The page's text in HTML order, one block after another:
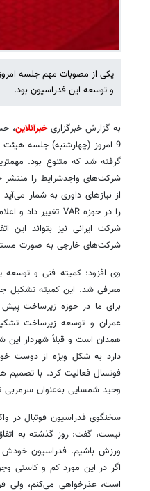
یکی از مصوبات مهم جلسه
و توسعه این فدراسیون بود.
به گزارش خبرگزاریخبرآنلاین،
9 امروز (چهارشنبه) جلسه
از نیازهای داوری به شمار
شرکت ایرانی نیز بتواند این
شرکت‌های خارجی به صورت
وی افزود: کمیته فنی و توسعه
معرفی شد. این کمیته تشکیل
برای ما در حوزه زیرساخت
عمران و توسعه زیرساخت
دارد به شکل ویژه از دوست
فوتسال فعالیت کرد. با تصمیم
وحید شمسایی به‌عنوان سرمربی
سخنگوی فدراسیون فوتبال در
نیست، گفت: روز گذشته به
ورزش باشیم. فدراسیون خودش
اگر در این مورد کم و کاستی
است، عذرخواهی می‌کنم، ولی